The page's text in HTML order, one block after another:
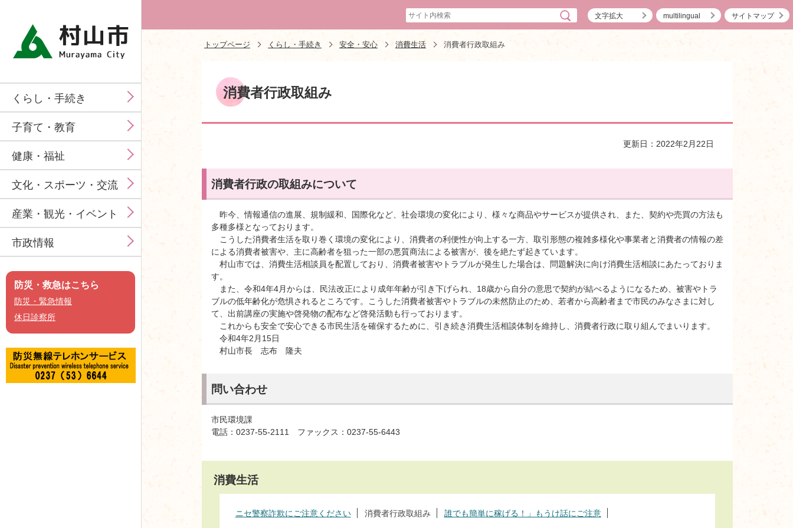
くらし・手続き
子育て・教育
健康・福祉
文化・スポーツ・交流
産業・観光・イベント
市政情報
防災・救急はこちら
防災・緊急情報
休日診察所
文字拡大 multilingual サイトマップ
トップページ くらし・手続き 安全・安心 消費生活 消費者行政取組み
消費者行政取組み
更新日：2022年2月22日
消費者行政の取組みについて
昨今、情報通信の進展、規制緩和、国際化など、社会環境の変化により、様々な商品やサービスが提供され、また、契約や売買の方法も
多種多様となっております。
こうした消費者生活を取り巻く環境の変化により、消費者の利便性が向上する一方、取引形態の複雑多様化や事業者と消費者の情報の差
による消費者被害や、主に高齢者を狙った一部の悪質商法による被害が、後を絶たず起きています。
村山市では、消費生活相談員を配置しており、消費者被害やトラブルが発生した場合は、問題解決に向け消費生活相談にあたっておりま
す。
また、令和4年4月からは、民法改正により成年年齢が引き下げられ、18歳から自分の意思で契約が結べるようになるため、被害やトラ
ブルの低年齢化が危惧されるところです。こうした消費者被害やトラブルの未然防止のため、若者から高齢者まで市民のみなさまに対し
て、出前講座の実施や啓発物の配布など啓発活動も行っております。
これからも安全で安心できる市民生活を確保するために、引き続き消費生活相談体制を維持し、消費者行政に取り組んでまいります。
令和4年2月15日
村山市長 志布 隆夫
問い合わせ
市民環境課
電話：0237-55-2111 ファックス：0237-55-6443
消費生活
ニセ警察詐欺にご注意ください 消費者行政取組み 誰でも簡単に稼げる！」もうけ話にご注意